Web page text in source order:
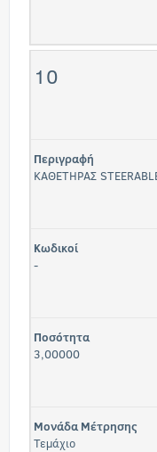
10
Περιγραφή
ΚΑΘΕΤΗΡΑΣ
Κωδικοί
-
Ποσότητα
3,00000
Μονάδα Μέτρησης
Τεμάχιο